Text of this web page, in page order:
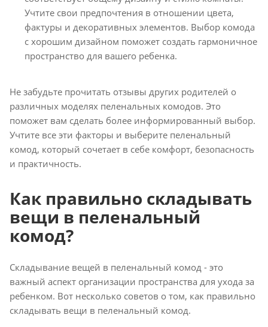
Учтите свои предпочтения в отношении цвета,
фактуры и декоративных элементов. Выбор комода
с хорошим дизайном поможет создать гармоничное
пространство для вашего ребенка.
Не забудьте прочитать отзывы других родителей о
различных моделях пеленальных комодов. Это
поможет вам сделать более информированный выбор.
Учтите все эти факторы и выберите пеленальный
комод, который сочетает в себе комфорт, безопасность
и практичность.
Как правильно складывать
вещи в пеленальный
комод?
Складывание вещей в пеленальный комод - это
важный аспект организации пространства для ухода за
ребенком. Вот несколько советов о том, как правильно
складывать вещи в пеленальный комод.